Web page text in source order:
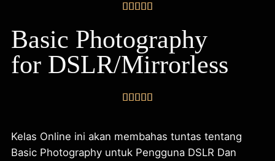

Basic Photography
for DSLR/Mirrorless

Kelas Online ini akan membahas tuntas tentang
Basic Photography untuk Pengguna DSLR Dan